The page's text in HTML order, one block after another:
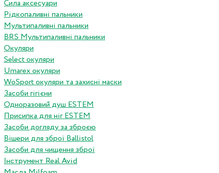
Сила аксесуари
Рідкопаливні пальники
Мультипаливні пальники
BRS Мультипаливні пальники
Окуляри
Select окуляри
Umarex окуляри
WoSport окуляри та захисні маски
Засоби гігієни
Одноразовий душ ESTEM
Присипка для ніг ESTEM
Засоби догляду за зброєю
Вішери для зброї Ballistol
Засоби для чищення зброї
Інструмент Real Avid